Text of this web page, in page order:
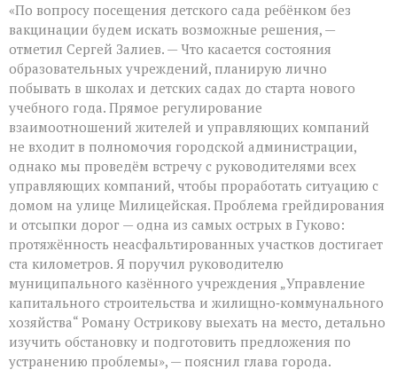
«По вопросу посещения детского сада ребёнком без
вакцинации будем искать возможные решения, —
отметил Сергей Залиев. — Что касается состояния
образовательных учреждений, планирую лично
побывать в школах и детских садах до старта нового
учебного года. Прямое регулирование
взаимоотношений жителей и управляющих компаний
не входит в полномочия городской администрации,
однако мы проведём встречу с руководителями всех
управляющих компаний, чтобы проработать ситуацию с
домом на улице Милицейская. Проблема грейдирования
и отсыпки дорог — одна из самых острых в Гуково:
протяжённость неасфальтированных участков достигает
ста километров. Я поручил руководителю
муниципального казённого учреждения „Управление
капитального строительства и жилищно‑коммунального
хозяйства“ Роману Острикову выехать на место, детально
изучить обстановку и подготовить предложения по
устранению проблемы», — пояснил глава города.